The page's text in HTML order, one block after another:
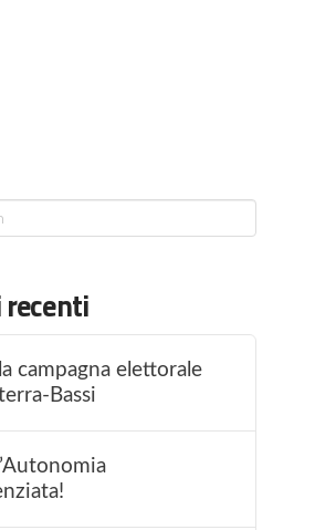
campagna elettorale
Bassi